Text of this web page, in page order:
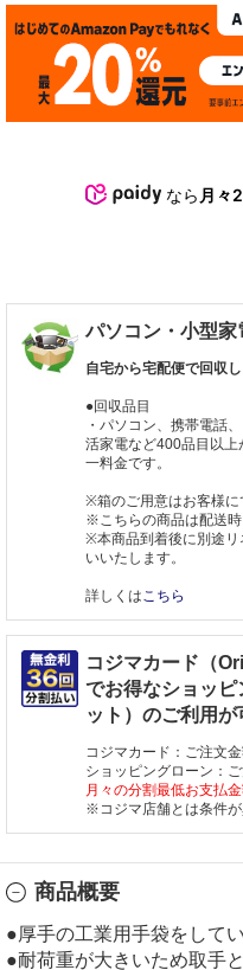
なら 月々
パソコン・小型家
自宅から宅配便で回収
●回収品目
・パソコン、携帯電話
活家電など400品目以上
一料金です。
※箱のご用意はお客様に
※こちらの商品は配送時
※本商品到着後に別途リ
いいたします。
詳しくはこちら
コジマカード（
でお得なショッ
ット）のご利用が
コジマカード：ご注文
ショッピングローン：
月々の分割最低お支払
※コジマ店舗とは条件が
商品概要
●厚手の工業用手袋をして
●耐荷重が大きいため取手